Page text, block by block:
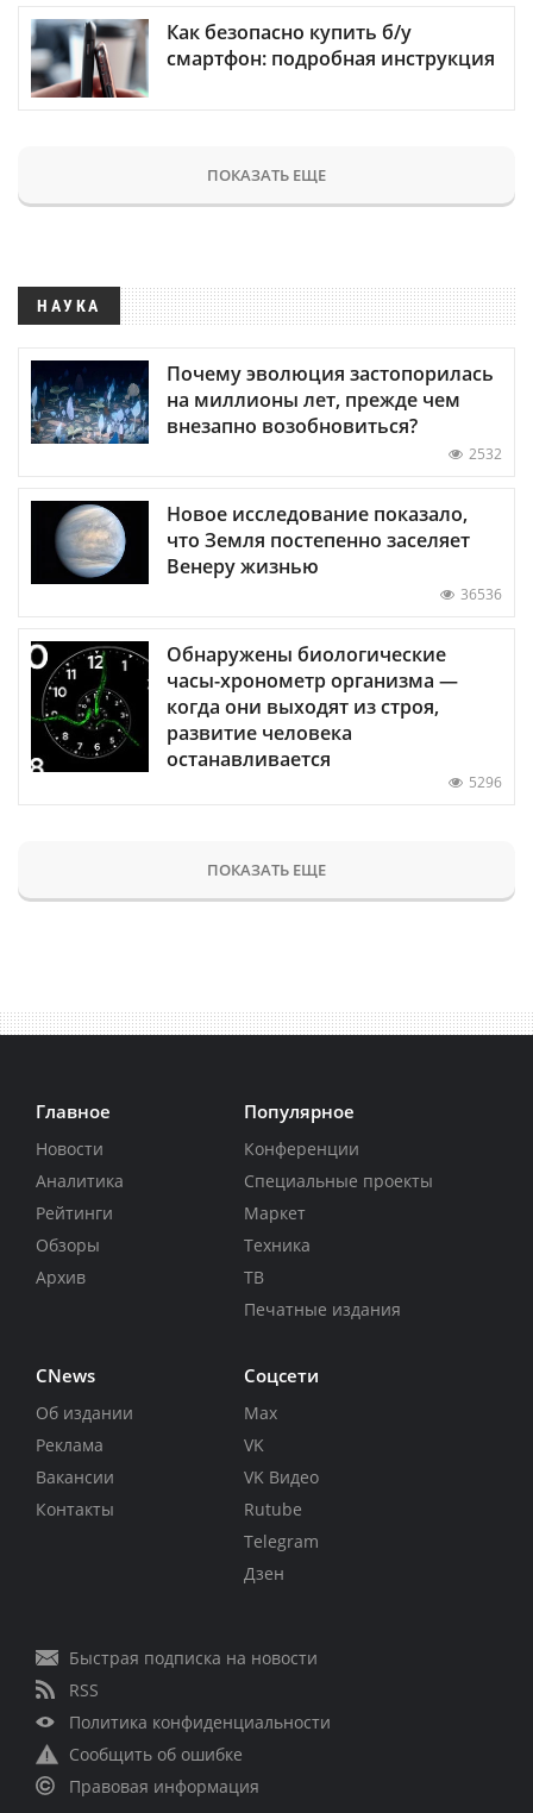
Как безопасно купить б/у
смартфон: подробная инструкция
ПОКАЗАТЬ ЕЩЕ
НАУКА
Почему эволюция застопорилась
на миллионы лет, прежде чем
внезапно возобновиться?
2532
Новое исследование показало,
что Земля постепенно заселяет
Венеру жизнью
36536
Обнаружены биологические
часы-хронометр организма —
когда они выходят из строя,
развитие человека
останавливается
5296
ПОКАЗАТЬ ЕЩЕ
Главное
Новости
Аналитика
Рейтинги
Обзоры
Архив
Популярное
Конференции
Специальные проекты
Маркет
Техника
ТВ
Печатные издания
CNews
Об издании
Реклама
Вакансии
Контакты
Соцсети
Max
VK
VK Видео
Rutube
Telegram
Дзен
Быстрая подписка на новости
RSS
Политика конфиденциальности
Сообщить об ошибке
Правовая информация